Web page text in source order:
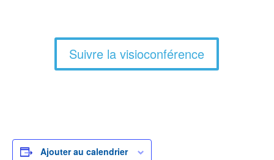
Suivre la visioconférence
Ajouter au calendrier